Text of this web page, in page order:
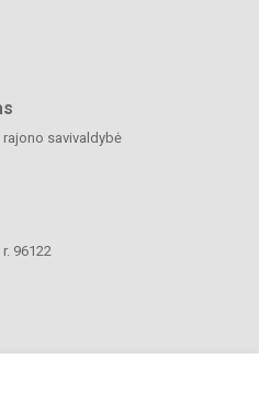
savivaldybė
96122